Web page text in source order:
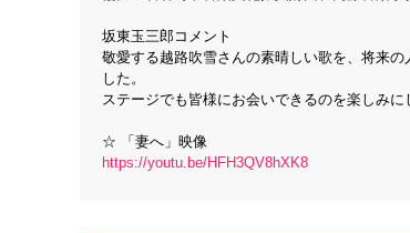
坂東玉三郎コメント
敬愛する越路吹雪さんの素晴しい歌を、将来
した。
ステージでも皆様にお会いできるのを楽しみに
☆ 「妻へ」映像
https://youtu.be/HFH3QV8hXK8